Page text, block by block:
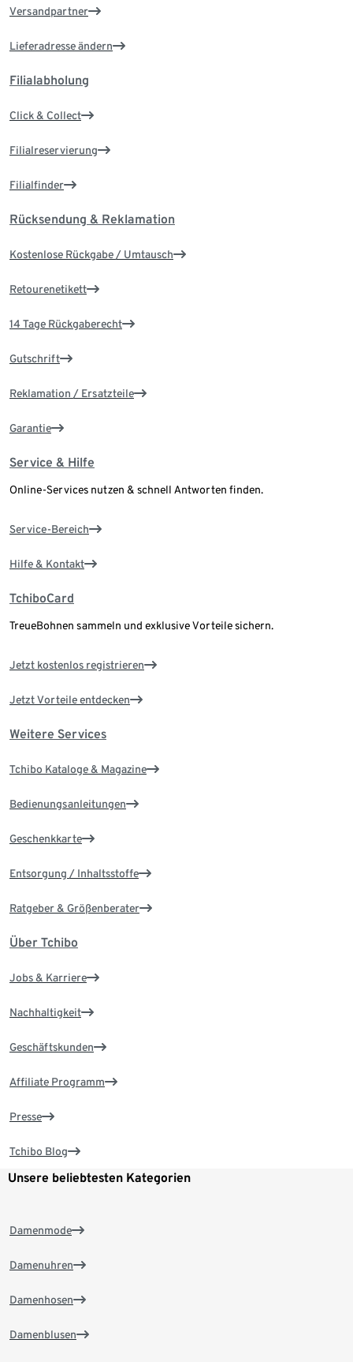
Versandpartner
Lieferadresse ändern
Filialabholung
Click & Collect
Filialreservierung
Filialfinder
Rücksendung & Reklamation
Kostenlose Rückgabe / Umtausch
Retourenetikett
14 Tage Rückgaberecht
Gutschrift
Reklamation / Ersatzteile
Garantie
Service & Hilfe
Online-Services nutzen & schnell Antworten finden.
Service-Bereich
Hilfe & Kontakt
TchiboCard
TreueBohnen sammeln und exklusive Vorteile sichern.
Jetzt kostenlos registrieren
Jetzt Vorteile entdecken
Weitere Services
Tchibo Kataloge & Magazine
Bedienungsanleitungen
Geschenkkarte
Entsorgung / Inhaltsstoffe
Ratgeber & Größenberater
Über Tchibo
Jobs & Karriere
Nachhaltigkeit
Geschäftskunden
Affiliate Programm
Presse
Tchibo Blog
Unsere beliebtesten Kategorien
Damenmode
Damenuhren
Damenhosen
Damenblusen